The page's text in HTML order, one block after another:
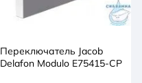
Переключатель Jacob
Delafon Modulo E75415-CP